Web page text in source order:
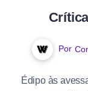
Por
Édipo às